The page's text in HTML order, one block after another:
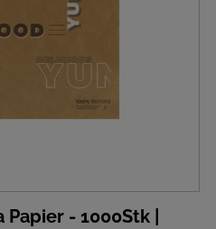
- 1000Stk |